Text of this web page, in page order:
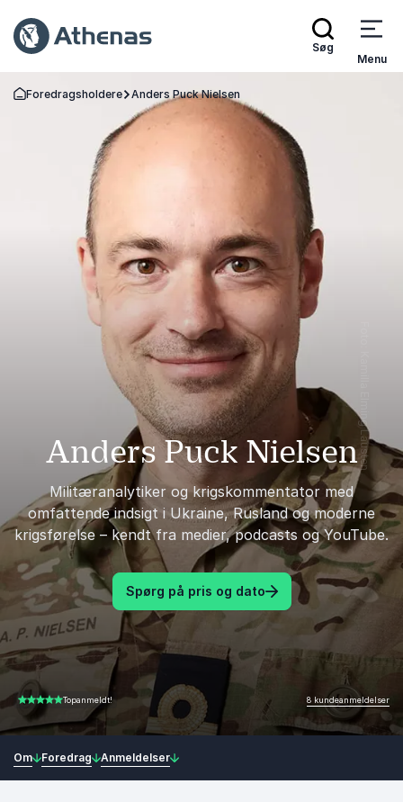
Søg
Menu
Tilbage til forsiden
Foredragsholdere Anders Puck Nielsen
Anders Puck Nielsen
Militæranalytiker og krigskommentator med
omfattende indsigt i Ukraine, Rusland og moderne
krigsførelse – kendt fra medier, podcasts og YouTube.
Spørg på pris og dato
4.88 ud af 5Topanmeldt! 8 kundeanmeldelser
Foto: Kamilla Elming Lausten
Om Foredrag Anmeldelser